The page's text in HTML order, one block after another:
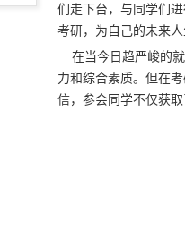
们走下台，与同学们
考研，为自己的未来
在当今日趋严峻的就
力和综合素质。但在
信，参会同学不仅获